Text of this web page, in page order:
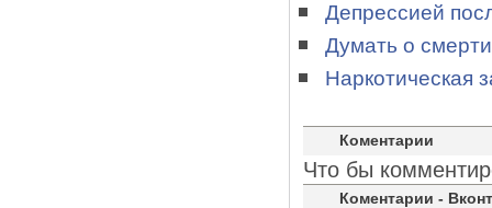
Депрессией
Думать о
Наркотическая
Коментарии
Что бы
Коментарии -